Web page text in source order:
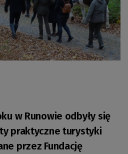
w Runowie odbyły się
praktyczne turystyki
przez Fundację